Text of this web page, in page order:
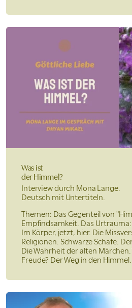
Was ist
der Himmel?
Interview durch Mona Lange.
Deutsch mit Untertiteln.
Themen: Das Gegenteil von
Empfindsamkeit. Das
Im Körper, jetzt, hier. Die
Religionen. Schwarze Schafe.
Die Wahrheit der alten
Freude? Der Weg in den Himmel.